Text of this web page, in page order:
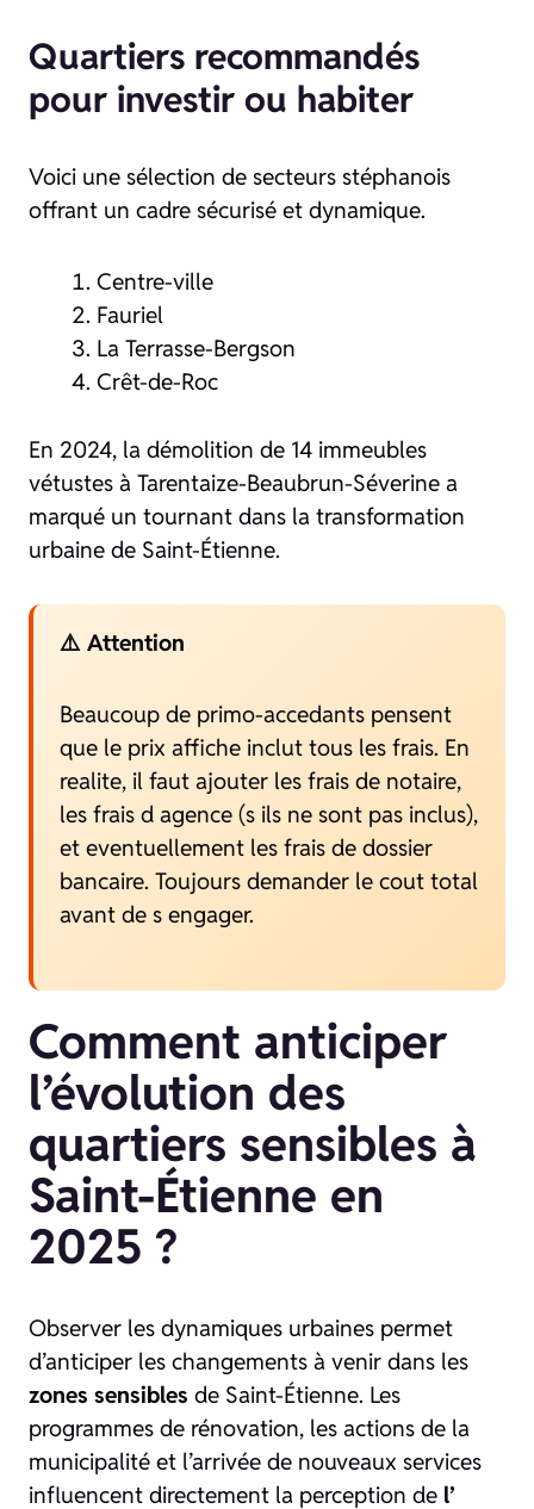
Quartiers recommandés
pour investir ou habiter
Voici une sélection de secteurs stéphanois
offrant un cadre sécurisé et dynamique.
Centre-ville
Fauriel
La Terrasse-Bergson
Crêt-de-Roc
En 2024, la démolition de 14 immeubles
vétustes à Tarentaize-Beaubrun-Séverine a
marqué un tournant dans la transformation
urbaine de Saint-Étienne.
⚠️ Attention
Beaucoup de primo-accedants pensent
que le prix affiche inclut tous les frais. En
realite, il faut ajouter les frais de notaire,
les frais d agence (s ils ne sont pas inclus),
et eventuellement les frais de dossier
bancaire. Toujours demander le cout total
avant de s engager.
Comment anticiper
l’évolution des
quartiers sensibles à
Saint-Étienne en
2025 ?
Observer les dynamiques urbaines permet
d’anticiper les changements à venir dans les
zones sensibles de Saint-Étienne. Les
programmes de rénovation, les actions de la
municipalité et l’arrivée de nouveaux services
influencent directement la perception de l’